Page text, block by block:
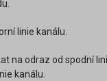
linie kanálu.
na odraz od spodní
kanálu.